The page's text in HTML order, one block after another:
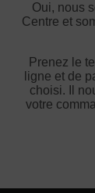
Oui, nous
Centre et
Prenez le
ligne et de
choisi. Il
votre